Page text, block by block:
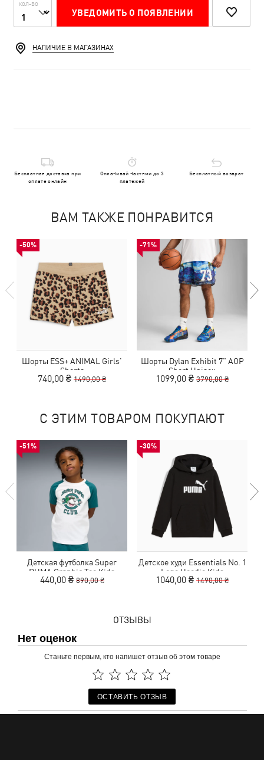
КОЛ-ВО
УВЕДОМИТЬ О ПОЯВЛЕНИИ
НАЛИЧИЕ В МАГАЗИНАХ
Бесплатная доставка при
оплате онлайн
Оплачивай частями до 3
платежей
Бесплатный возврат
ВАМ ТАКЖЕ ПОНРАВИТСЯ
-50%
Шорты ESS+ ANIMAL Girls'
Shorts
740,00 ₴ 1490,00 ₴
-71%
Шорты Dylan Exhibit 7" AOP
Short Unisex
1099,00 ₴ 3790,00 ₴
С ЭТИМ ТОВАРОМ ПОКУПАЮТ
-51%
Детская футболка Super
PUMA Graphic Tee Kids
440,00 ₴ 890,00 ₴
-30%
Детское худи Essentials No. 1
Logo Hoodie Kids
1040,00 ₴ 1490,00 ₴
ОТЗЫВЫ
Нет оценок
Станьте первым, кто напишет отзыв об этом товаре
ОСТАВИТЬ ОТЗЫВ